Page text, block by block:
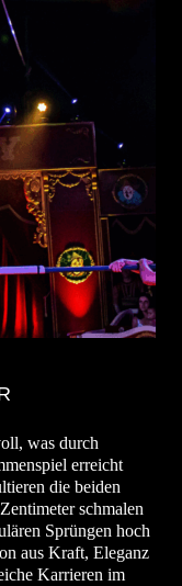
was durch
erreicht
die beiden
schmalen
Sprüngen hoch
aus Kraft, Eleganz
Karrieren im